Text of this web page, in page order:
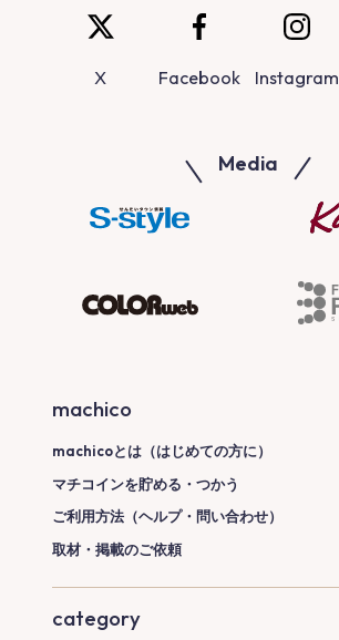
X Facebook Instagram
Media
machico
machicoとは（はじめての方に）
マチコインを貯める・つかう
ご利用方法（ヘルプ・問い合わせ）
取材・掲載のご依頼
category